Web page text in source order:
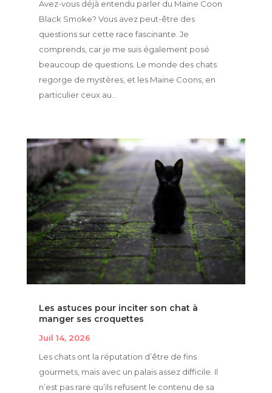
Avez-vous déjà entendu parler du Maine Coon
Black Smoke? Vous avez peut-être des
questions sur cette race fascinante. Je
comprends, car je me suis également posé
beaucoup de questions. Le monde des chats
regorge de mystères, et les Maine Coons, en
particulier ceux au...
Les astuces pour inciter son chat à
manger ses croquettes
Juil 14, 2026
Les chats ont la réputation d’être de fins
gourmets, mais avec un palais assez difficile. Il
n’est pas rare qu’ils refusent le contenu de sa